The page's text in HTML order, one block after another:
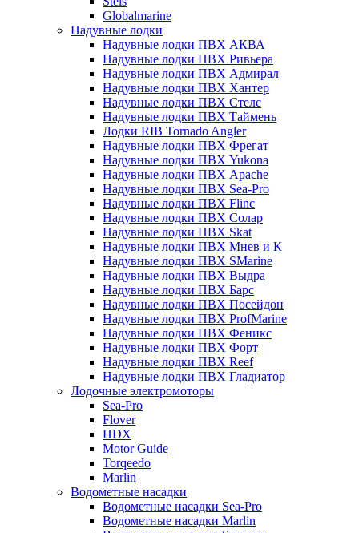
Globalmarine
Надувные лодки
Надувные лодки ПВХ АКВА
Надувные лодки ПВХ Ривьера
Надувные лодки ПВХ Адмирал
Надувные лодки ПВХ Хантер
Надувные лодки ПВХ Стелс
Надувные лодки ПВХ Таймень
Лодки RIB Tornado Angler
Надувные лодки ПВХ Фрегат
Надувные лодки ПВХ Yukona
Надувные лодки ПВХ Apache
Надувные лодки ПВХ Sea-Pro
Надувные лодки ПВХ Flinc
Надувные лодки ПВХ Солар
Надувные лодки ПВХ Skat
Надувные лодки ПВХ Мнев и К
Надувные лодки ПВХ SMarine
Надувные лодки ПВХ Выдра
Надувные лодки ПВХ Барс
Надувные лодки ПВХ Посейдон
Надувные лодки ПВХ ProfMarine
Надувные лодки ПВХ Феникс
Надувные лодки ПВХ Форт
Надувные лодки ПВХ Reef
Надувные лодки ПВХ Гладиатор
Лодочные электромоторы
Sea-Pro
Flover
HDX
Motor Guide
Torqeedo
Marlin
Водометные насадки
Водометные насадки Sea-Pro
Водометные насадки Marlin